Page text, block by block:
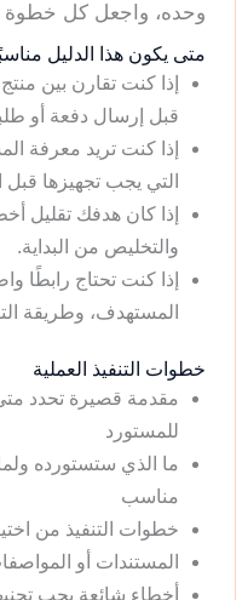
وحده، واجعل كل خطوة
متى يكون هذا الدليل
إذا كنت تقارن بين
قبل إرسال دفعة أو
إذا كنت تريد معرفة
التي يجب تجهيزها
إذا كان هدفك تقليل
والتخليص من البداية.
إذا كنت تحتاج رابطًا
المستهدف، وطريقة
خطوات التنفيذ العملية
مقدمة قصيرة تحدد
للمستورد
ما الذي ستستورده
مناسب
خطوات التنفيذ من
المستندات أو
أخطاء شائعة يجب